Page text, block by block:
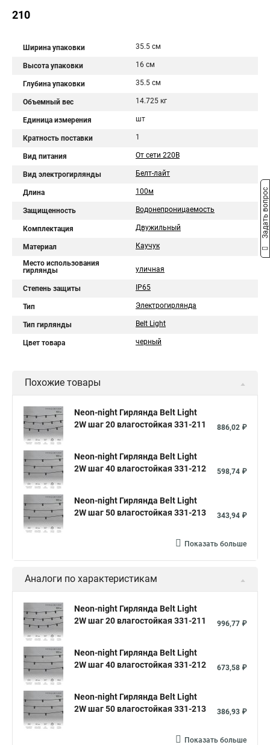
210
Ширина упаковки 35.5 см
Высота упаковки 16 см
Глубина упаковки 35.5 см
Объемный вес 14.725 кг
Единица измерения шт
Кратность поставки 1
Вид питания От сети 220В
Вид электрогирлянды Белт-лайт
Длина 100м
Защищенность Водонепроницаемость
Комплектация Двужильный
Материал Каучук
Место использования
гирлянды
уличная
Степень защиты IP65
Тип Электрогирлянда
Тип гирлянды Belt Light
Цвет товара черный
Похожие товары
Neon-night Гирлянда Belt Light
2W шаг 20 влагостойкая 331-211
886,02 ₽
Neon-night Гирлянда Belt Light
2W шаг 40 влагостойкая 331-212
598,74 ₽
Neon-night Гирлянда Belt Light
2W шаг 50 влагостойкая 331-213
343,94 ₽
Показать больше
Аналоги по характеристикам
Neon-night Гирлянда Belt Light
2W шаг 20 влагостойкая 331-211
996,77 ₽
Neon-night Гирлянда Belt Light
2W шаг 40 влагостойкая 331-212
673,58 ₽
Neon-night Гирлянда Belt Light
2W шаг 50 влагостойкая 331-213
386,93 ₽
Показать больше
Задать вопрос